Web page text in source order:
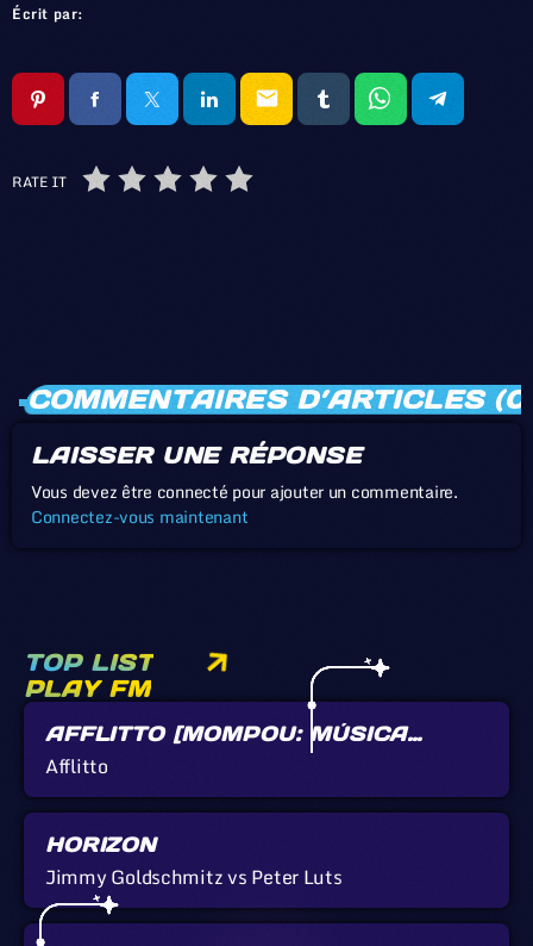
Écrit par:
email
RATE IT
COMMENTAIRES D’ARTICLES
LAISSER UNE RÉPONSE
Vous devez être connecté pour ajouter un commentaire.
Connectez-vous maintenant
TOP LIST
PLAY FM
AFFLITTO [MOMPOU: MÚSICA
CALLADA]
Afflitto
HORIZON
Jimmy Goldschmitz vs Peter Luts